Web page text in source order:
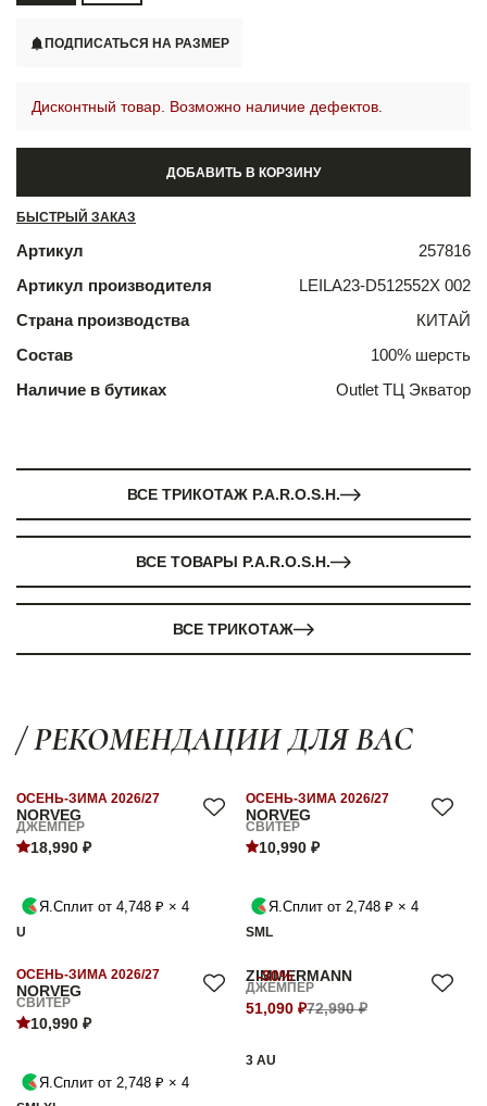
ПОДПИСАТЬСЯ НА РАЗМЕР
Дисконтный товар. Возможно наличие дефектов.
ДОБАВИТЬ В КОРЗИНУ
БЫСТРЫЙ ЗАКАЗ
Артикул
257816
Артикул производителя
LEILA23-D512552X 002
Страна производства
КИТАЙ
Состав
100% шерсть
Наличие в бутиках
Outlet ТЦ Экватор
ВСЕ ТРИКОТАЖ P.A.R.O.S.H.
ВСЕ ТОВАРЫ P.A.R.O.S.H.
ВСЕ ТРИКОТАЖ
/ РЕКОМЕНДАЦИИ ДЛЯ ВАС
NORVEG
ОСЕНЬ-ЗИМА 2026/27
ДЖЕМПЕР
18,990 ₽
Я.Сплит от 4,748 ₽ × 4
U
NORVEG
ОСЕНЬ-ЗИМА 2026/27
СВИТЕР
10,990 ₽
Я.Сплит от 2,748 ₽ × 4
SM L
NORVEG
ОСЕНЬ-ЗИМА 2026/27
СВИТЕР
10,990 ₽
Я.Сплит от 2,748 ₽ × 4
-30%
ZIMMERMANN
ДЖЕМПЕР
51,090 ₽72,990 ₽
3 AU